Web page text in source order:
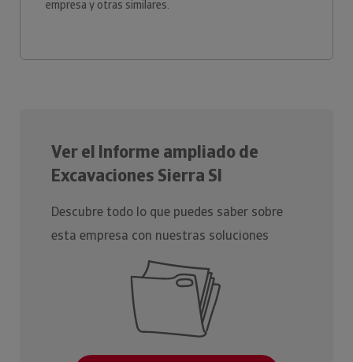
empresa y otras similares.
Ver el Informe ampliado de
Excavaciones Sierra Sl
Descubre todo lo que puedes saber sobre
esta empresa con nuestras soluciones